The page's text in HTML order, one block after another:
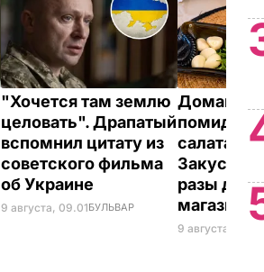
"Хочется там землю
целовать". Драпатый
вспомнил цитату из
советского фильма
об Украине
9 августа, 09.01БУЛЬВАР
Домашние
салатам и
Закуска,
разы
9 августа, 08.44